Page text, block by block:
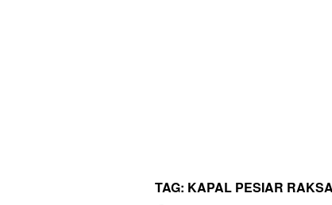
TAG: KAPAL PESIAR